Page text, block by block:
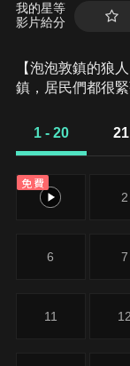
我的星等
影片給分
【泡泡敦鎮的狼
鎮，居民們都很
在萬聖節被取消
1 - 20
免費
1 2
6 7
11 12